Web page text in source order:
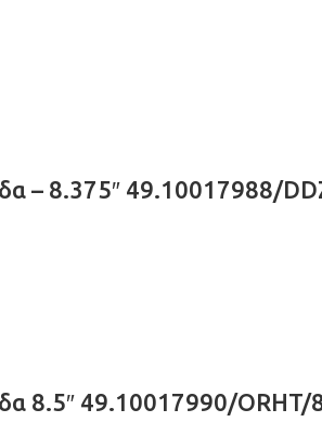
– 8.375″ 49.10017988/
8.5″ 49.10017990/ORHT/